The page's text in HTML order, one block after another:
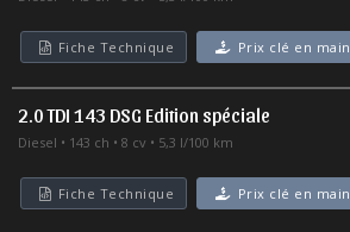
Fiche Technique Prix clé en main
2.0 TDI 143 DSG Edition spéciale
Diesel 143 ch 8 cv 5,3 l/100 km
Fiche Technique Prix clé en main